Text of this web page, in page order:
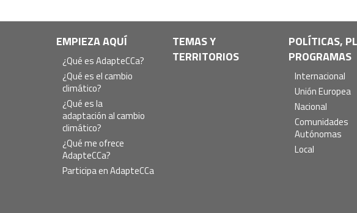
Navegación
principal
EMPIEZA AQUÍ
¿Qué es AdapteCCa?
¿Qué es el cambio
climático?
¿Qué es la
adaptación al cambio
climático?
¿Qué me ofrece
AdapteCCa?
Participa en AdapteCCa
TEMAS Y
TERRITORIOS
POLÍTICAS,
PROGRAMAS
Internacional
Unión Europea
Nacional
Comunidades
Autónomas
Local